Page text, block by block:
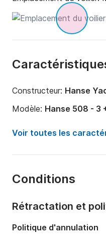
Constructeur: Hanse
Modèle: Hanse 508 - 3
Année:
Nombre de couchages:
Nombre de salles de
Voir toutes les
Conditions
Rétractation et
Politique d'annulation